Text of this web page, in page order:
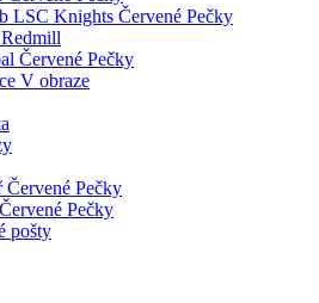
LSC Knights Červené Pečky
Červené Pečky
V obraze
Pečky
Pečky
pošty